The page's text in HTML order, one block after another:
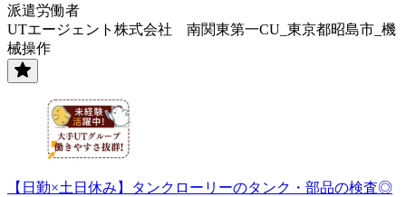
派遣労働者
UTエージェント株式会社 南関東第一CU_東京都昭島市_機
械操作
【日勤×土日休み】タンクローリーのタンク・部品の検査◎